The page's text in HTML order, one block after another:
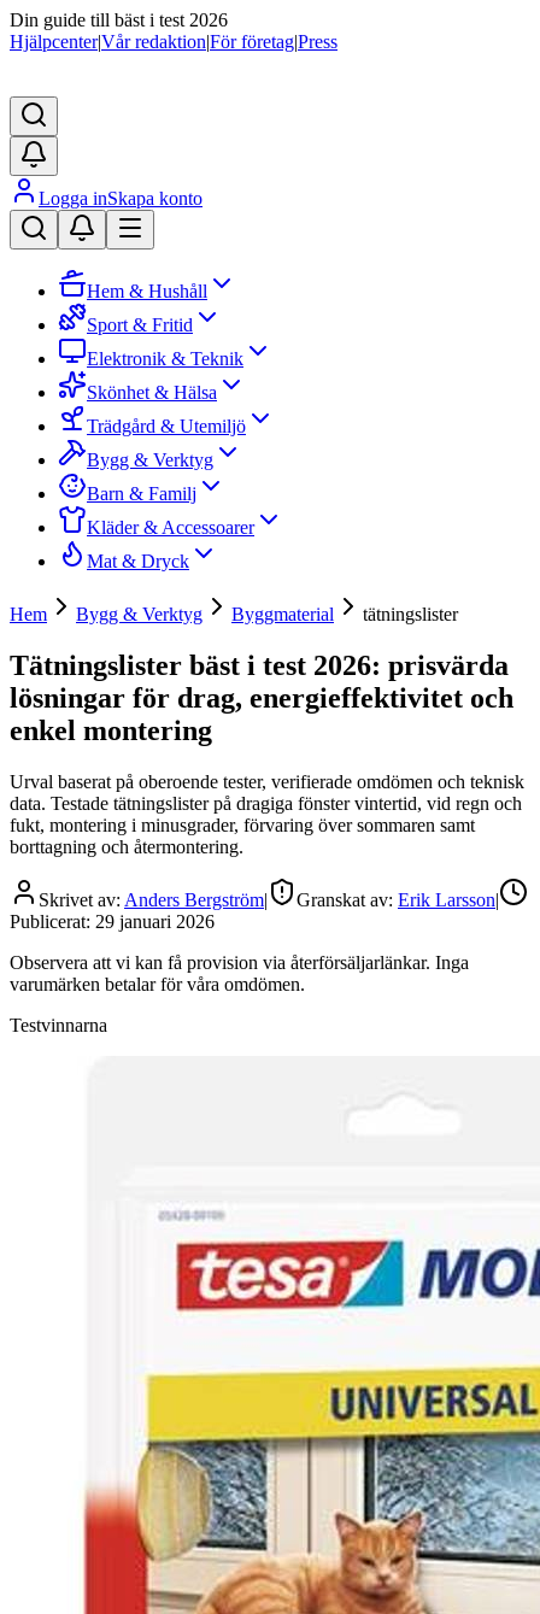
Din guide till bäst i test 2026
Hjälpcenter|Vår redaktion|För företag|Press
Logga inSkapa konto
Hem & Hushåll
Sport & Fritid
Elektronik & Teknik
Skönhet & Hälsa
Trädgård & Utemiljö
Bygg & Verktyg
Barn & Familj
Kläder & Accessoarer
Mat & Dryck
Hem Bygg & Verktyg Byggmaterial tätningslister
Tätningslister bäst i test 2026: prisvärda
lösningar för drag, energieffektivitet och
enkel montering
Urval baserat på oberoende tester, verifierade omdömen och teknisk
data. Testade tätningslister på dragiga fönster vintertid, vid regn och
fukt, montering i minusgrader, förvaring över sommaren samt
borttagning och återmontering.
Skrivet av: Anders Bergström| Granskat av: Erik Larsson|
Publicerat: 29 januari 2026
Observera att vi kan få provision via återförsäljarlänkar. Inga
varumärken betalar för våra omdömen.
Testvinnarna